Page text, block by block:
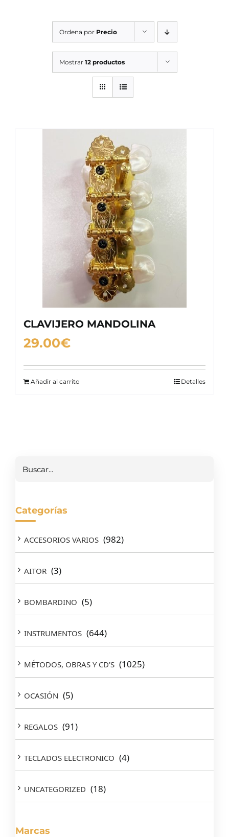
SERVICIOS TALLER
OCASIÓN
Ordena por Precio
Mostrar 12 productos
CLAVIJERO MANDOLINA
29.00€
Añadir al carrito Detalles
Categorías
ACCESORIOS VARIOS (982)
AITOR (3)
BOMBARDINO (5)
INSTRUMENTOS (644)
MÉTODOS, OBRAS Y CD'S (1025)
OCASIÓN (5)
REGALOS (91)
TECLADOS ELECTRONICO (4)
UNCATEGORIZED (18)
Marcas